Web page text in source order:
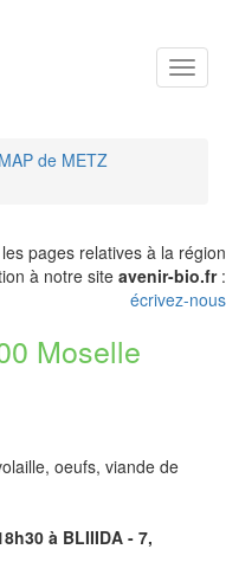
de METZ
pages relatives à la région
à notre site avenir-bio.fr:
écrivez-nous
Moselle
oeufs, viande de
à BLIIIDA - 7,